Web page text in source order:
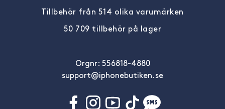
Tillbehör från 514 olika varumärken
50 709 tillbehör på lager
Orgnr: 556818-4880
support@iphonebutiken.se